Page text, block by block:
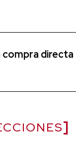
compra directa